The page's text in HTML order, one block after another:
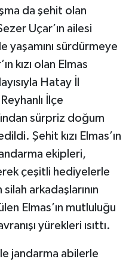
da şehit olan
Uçar’ın ailesi
yaşamını sürdürmeye
kızı olan Elmas
Hatay İl
İlçe
sürpriz doğum
Şehit kızı Elmas’ın
ekipleri,
çeşitli hediyelerle
arkadaşlarının
Elmas’ın mutluluğu
yürekleri ısıttı.
jandarma abilerle